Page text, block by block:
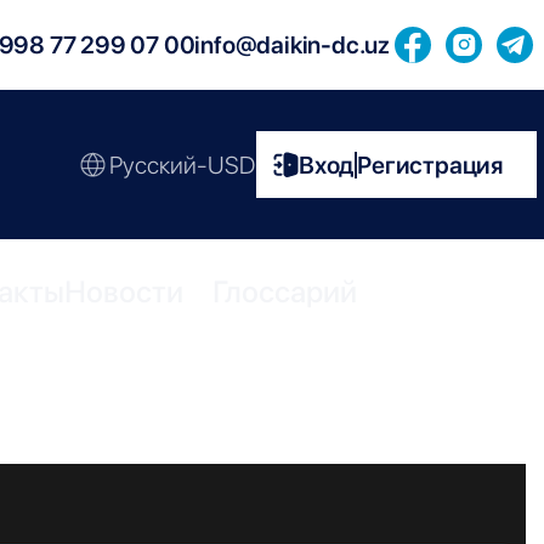
77 299 07 00info@daikin-dc.uz
Русский-USD ВходРегистрация